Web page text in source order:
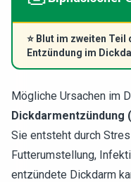
⭐ Blut im zweiten
Entzündung im
Mögliche Ursachen im
Dickdarmentzündung
Sie entsteht durch
Futterumstellung,
entzündete Dickdarm